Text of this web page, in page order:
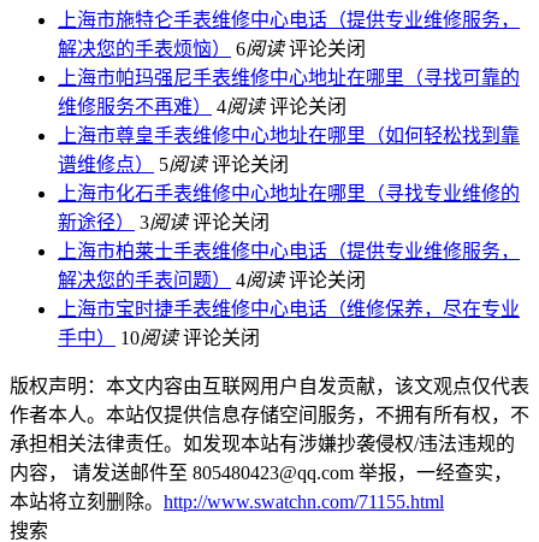
上海市施特仑手表维修中心电话（提供专业维修服务，
解决您的手表烦恼）
6阅读 评论关闭
上海市帕玛强尼手表维修中心地址在哪里（寻找可靠的
维修服务不再难）
4阅读 评论关闭
上海市尊皇手表维修中心地址在哪里（如何轻松找到靠
谱维修点）
5阅读 评论关闭
上海市化石手表维修中心地址在哪里（寻找专业维修的
新途径）
3阅读 评论关闭
上海市柏莱士手表维修中心电话（提供专业维修服务，
解决您的手表问题）
4阅读 评论关闭
上海市宝时捷手表维修中心电话（维修保养，尽在专业
手中）
10阅读 评论关闭
版权声明：本文内容由互联网用户自发贡献，该文观点仅代表
作者本人。本站仅提供信息存储空间服务，不拥有所有权，不
承担相关法律责任。如发现本站有涉嫌抄袭侵权/违法违规的
内容， 请发送邮件至 805480423@qq.com 举报，一经查实，
本站将立刻删除。 http://www.swatchn.com/71155.html
搜索